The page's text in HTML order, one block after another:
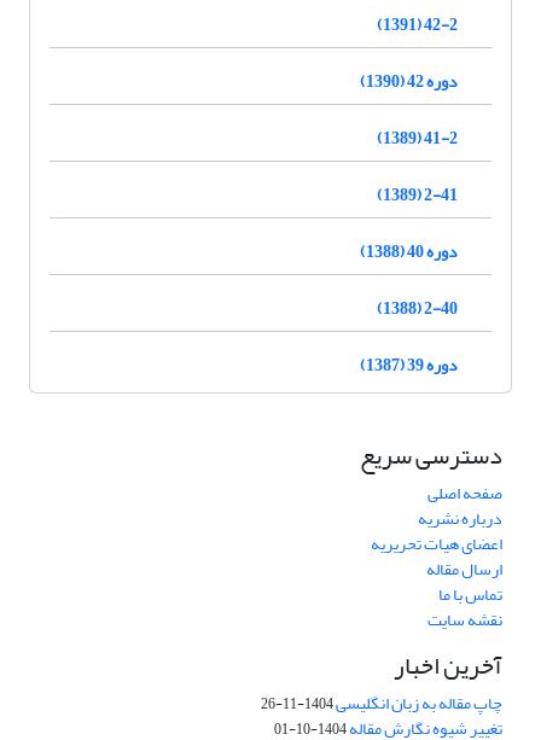
42-2 (1391)
دوره 42 (1390)
41-2 (1389)
2-41 (1389)
دوره 40 (1388)
2-40 (1388)
دوره 39 (1387)
دسترسی سریع
صفحه اصلی
درباره نشریه
اعضای هیات تحریریه
ارسال مقاله
تماس با ما
نقشه سایت
آخرین اخبار
چاپ مقاله به زبان انگلیسی1404-11-26
تغییر شیوه نگارش مقاله1404-10-01